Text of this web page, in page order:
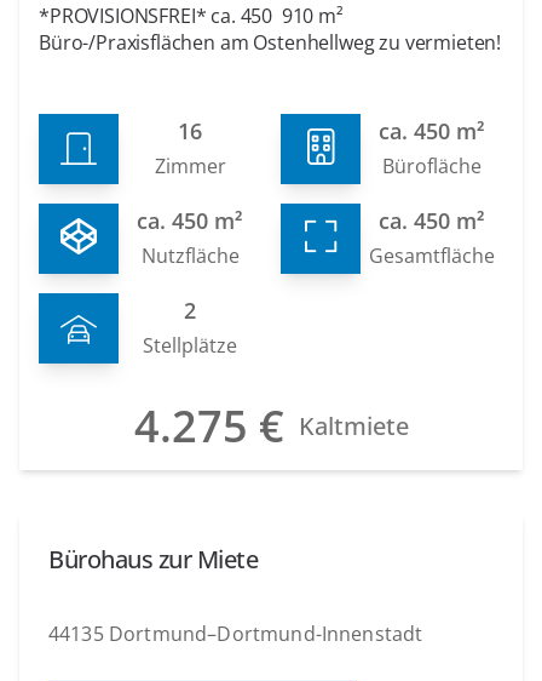
*PROVISIONSFREI* ca. 450  910 m²
Büro-/Praxisflächen am Ostenhellweg zu vermieten!
16
Zimmer
ca. 450 m²
Bürofläche
ca. 450 m²
Nutzfläche
ca. 450 m²
Gesamtfläche
2
Stellplätze
4.275 € Kaltmiete
Bürohaus zur Miete
44135 Dortmund–Dortmund-Innenstadt